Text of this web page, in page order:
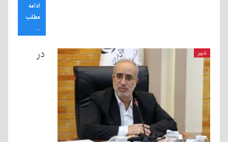
ادامه
مطلب
...
شهر در